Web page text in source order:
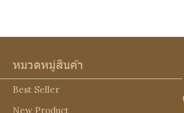
หมวดหมู่สินค้า
Best Seller
New Product